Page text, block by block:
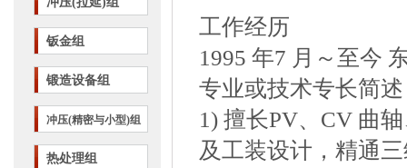
钣金组
锻造设备组
冲压(精密与小型)组
热处理组
工作经历
1995 年7 月～至今
专业或技术专长简述
1) 擅长PV、CV 曲
及工装设计，精通